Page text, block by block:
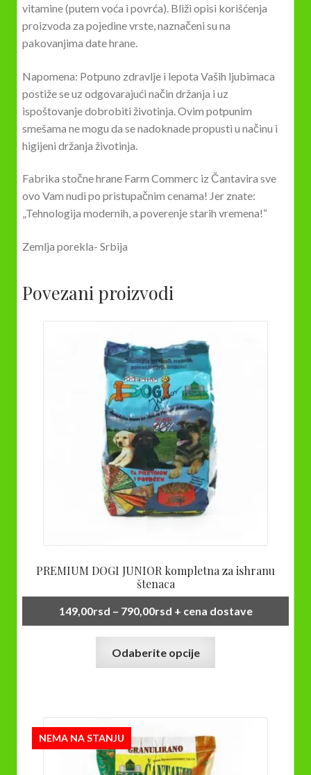
vitamine (putem voća i povrća). Bliži opisi korišćenja
proizvoda za pojedine vrste, naznačeni su na
pakovanjima date hrane.
Napomena: Potpuno zdravlje i lepota Vaših ljubimaca
postiže se uz odgovarajući način držanja i uz
ispoštovanje dobrobiti životinja. Ovim potpunim
smešama ne mogu da se nadoknade propusti u načinu i
higijeni držanja životinja.
Fabrika stočne hrane Farm Commerc iz Čantavira sve
ovo Vam nudi po pristupačnim cenama! Jer znate:
„Tehnologija modernih, a poverenje starih vremena!“
Zemlja porekla- Srbija
Povezani proizvodi
PREMIUM DOGI JUNIOR kompletna za ishranu
štenaca
149,00rsd – 790,00rsdRaspon
cena:
149,00rsd
+ cena dostave
Odaberite opcije
varijanti.
mogu
NEMA NA STANJU